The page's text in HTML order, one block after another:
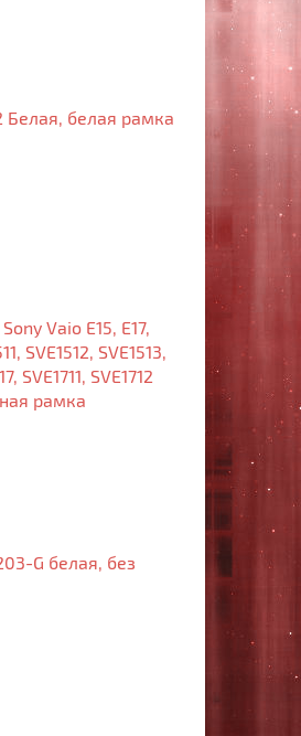
Белая, белая рамка
Vaio E15, E17,
SVE1512, SVE1513,
SVE1711, SVE1712
рамка
G белая, без